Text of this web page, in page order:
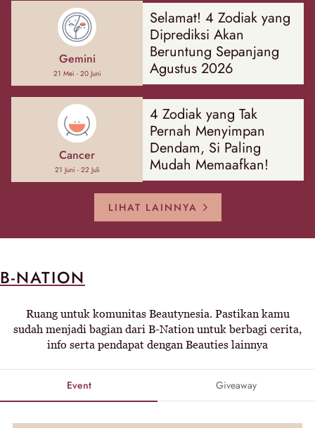
Gemini
21 Mei - 20 Juni
Selamat! 4 Zodiak yang
Diprediksi Akan
Beruntung Sepanjang
Agustus 2026
Cancer
21 Juni - 22 Juli
4 Zodiak yang Tak
Pernah Menyimpan
Dendam, Si Paling
Mudah Memaafkan!
LIHAT LAINNYA
B-NATION
Ruang untuk komunitas Beautynesia. Pastikan kamu
sudah menjadi bagian dari B-Nation untuk berbagi cerita,
info serta pendapat dengan Beauties lainnya
Event Giveaway